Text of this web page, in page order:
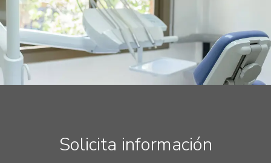
Solicita información